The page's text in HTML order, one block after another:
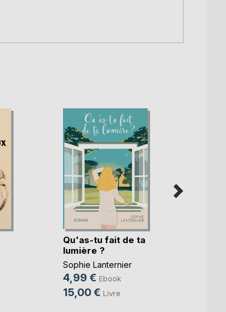
Qu'as-tu fait de ta
lumière ?
Sophie Lanternier
4,99 € Ebook
15,00 € Livre